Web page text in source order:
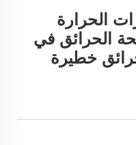
الحرارة
الحرائق في
خطيرة